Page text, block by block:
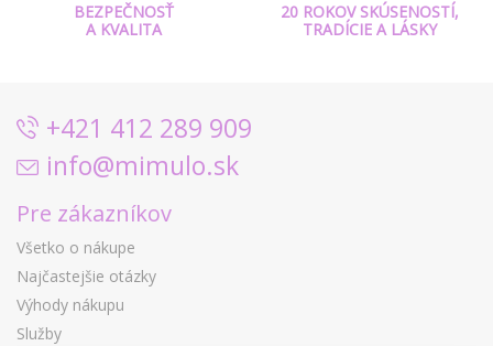
BEZPEČNOSŤ
A KVALITA
20 ROKOV SKÚSENOSTÍ,
TRADÍCIE A LÁSKY
+421 412 289 909
info@mimulo.sk
Pre zákazníkov
Všetko o nákupe
Najčastejšie otázky
Výhody nákupu
Služby